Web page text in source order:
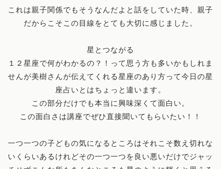
これは親子関係でもそうなんだよと話をしていた時、親子
だからこそこの目線をとても大切に感じました。
星とつながる
１２星座で何がわかるの？！って思う方も多いかもしれま
せんが美樹さんが伝えてくれる星座のあり方って今日の星
座占いとはちょっと違います。
この部分だけでも本当に興味深くて面白い。
この面白さは講座でぜひ直接聞いてもらいたい！！
一つ一つの子どもの気になるところはそれこそ数え切れな
いくらいあるけれどその一つ一つを良い悪いだけでジャッ